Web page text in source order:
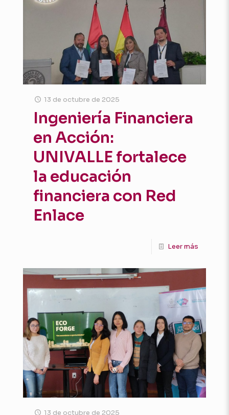
13 de octubre de 2025
Ingeniería Financiera
en Acción:
UNIVALLE fortalece
la educación
financiera con Red
Enlace
Leer más
13 de octubre de 2025